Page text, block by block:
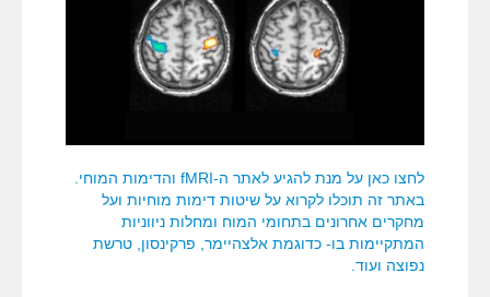
לחצו כאן על מנת להגיע לאתר ה-fMRI והדימות המוחי.
באתר זה תוכלו לקרוא על שיטות דימות מוחיות ועל
מחקרים אחרונים בתחומי המוח ומחלות ניווניות
המתקיימות בו- כדוגמת אלצהיימר, פרקינסון, טרשת
נפוצה ועוד.